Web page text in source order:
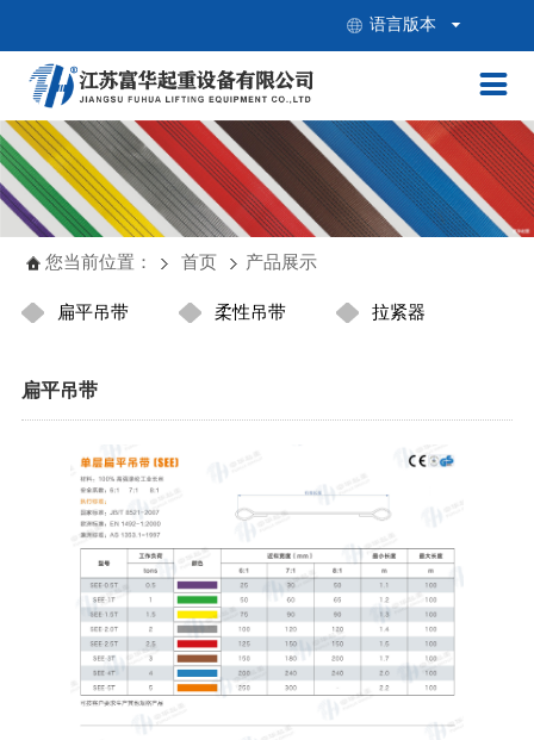
语言版本 

您当前位置： 首页 产品展示
扁平吊带 柔性吊带 拉紧器
扁平吊带